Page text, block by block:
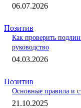
06.07.2026
Позитив
Как проверить
руководство
04.03.2026
Позитив
Основные правила и
21.10.2025